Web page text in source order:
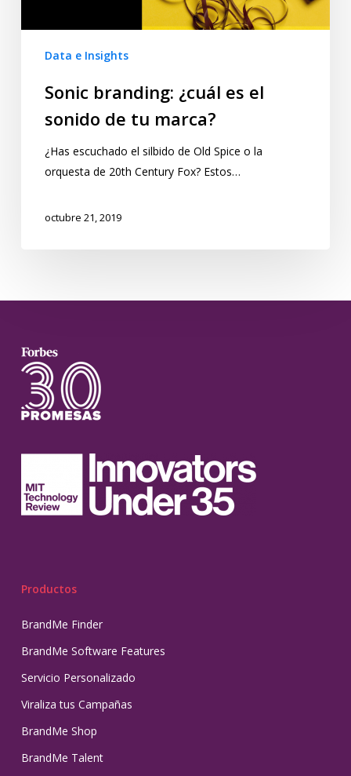
Data e Insights
Sonic branding: ¿cuál es el
sonido de tu marca?
¿Has escuchado el silbido de Old Spice o la
orquesta de 20th Century Fox? Estos…
octubre 21, 2019
Productos
BrandMe Finder
BrandMe Software Features
Servicio Personalizado
Viraliza tus Campañas
BrandMe Shop
BrandMe Talent